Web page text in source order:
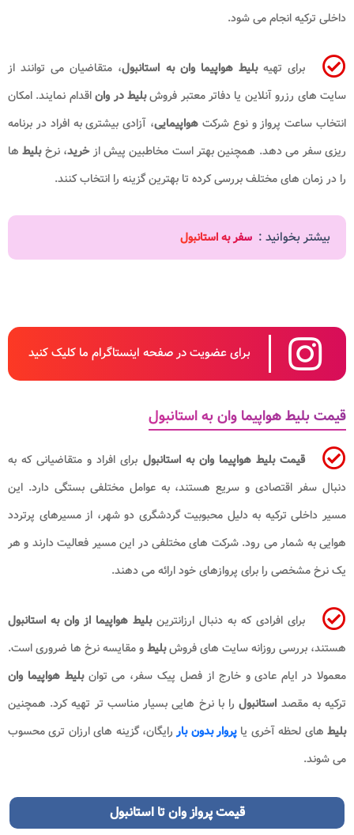
داخلی ترکیه انجام می شود.
برای تهیهبلیط هواپیما وان به استانبول، متقاضیان می توانند از
سایت های رزرو آنلاین یا دفاتر معتبر فروشبلیط در واناقدام نمایند. امکان
انتخاب ساعت پرواز و نوع شرکت هواپیمایی، آزادی بیشتری به افراد در برنامه
ریزی سفر می دهد. همچنین بهتر است مخاطبین پیش ازخرید، نرخبلیط ها
را در زمان های مختلف بررسی کرده تا بهترین گزینه را انتخاب کنند.
بیشتر بخوانید : سفر به استانبول
برای عضویت در صفحه اینستاگرام ما کلیک کنید
قیمت بلیط هواپیما وان به استانبول
قیمت بلیط هواپیما وان به استانبول برای افراد و متقاضیانی که به
دنبال سفر اقتصادی و سریع هستند، به عوامل مختلفی بستگی دارد. این
مسیر داخلی ترکیه به دلیل محبوبیت گردشگری دو شهر، از مسیرهای پرتردد
هوایی به شمار می رود. شرکت های مختلفی در این مسیر فعالیت دارند و هر
یک نرخ مشخصی را برای پروازهای خود ارائه می دهند.
برای افرادی که به دنبال ارزانترینبلیط هواپیما از وان به استانبول
هستند، بررسی روزانه سایت های فروشبلیطو مقایسه نرخ ها ضروری است.
معمولا در ایام عادی و خارج از فصل پیک سفر، می توانبلیط هواپیما وان
ترکیه به مقصد استانبول را با نرخ هایی بسیار مناسب تر تهیه کرد. همچنین
بلیط های لحظه آخری یا پروار بدون بار رایگان، گزینه های ارزان تری محسوب
می شوند.
قیمت پرواز وان تا استانبول